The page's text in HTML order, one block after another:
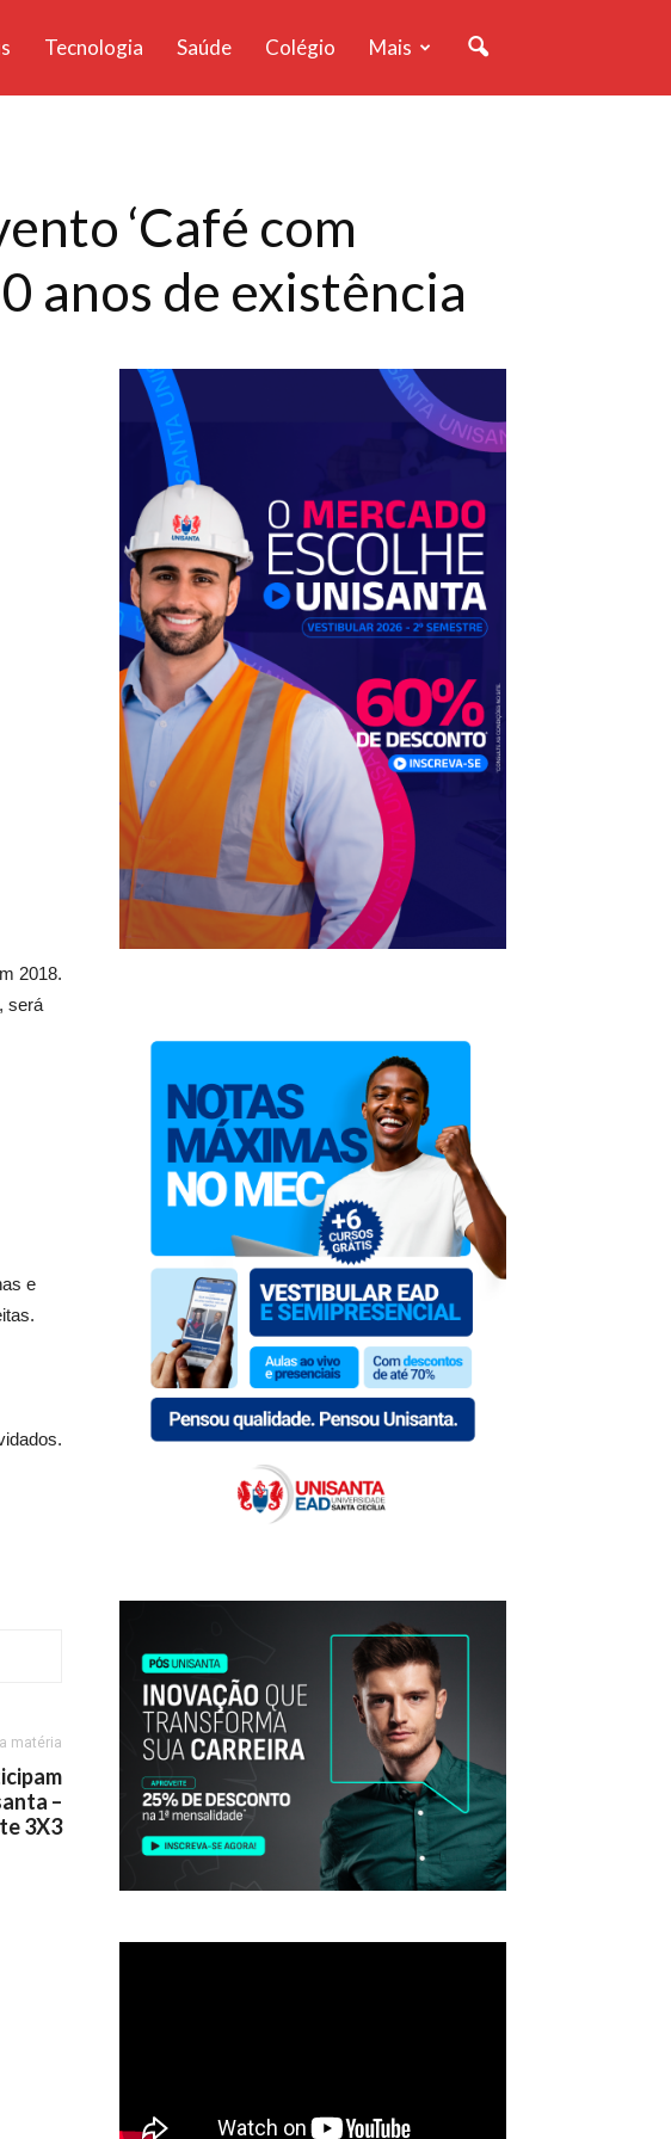
Tecnologia Saúde Colégio Mais
‘Café com
anos de existência
2018.
será
e
matéria
–
3X3